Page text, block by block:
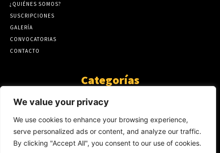
We value your privacy
We use cookies to enhance your browsing experience,
serve personalized ads or content, and analyze our traffic.
By clicking "Accept All", you consent to our use of cookies.
¿QUIÉNES SOMOS?
SUSCRIPCIONES
GALERÍA
CONVOCATORIAS
CONTACTO
Categorías
ARTÍCULOS
GUANTE DE SEDA
AL CALOR DE LA PALABRA
Y YO QUE SÉ
423
NOTICIAS
234